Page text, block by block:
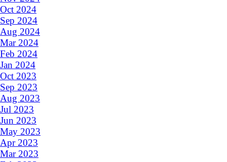
Oct 2024
Sep 2024
Aug 2024
Mar 2024
Feb 2024
Jan 2024
Oct 2023
Sep 2023
Aug 2023
Jul 2023
Jun 2023
May 2023
Apr 2023
Mar 2023